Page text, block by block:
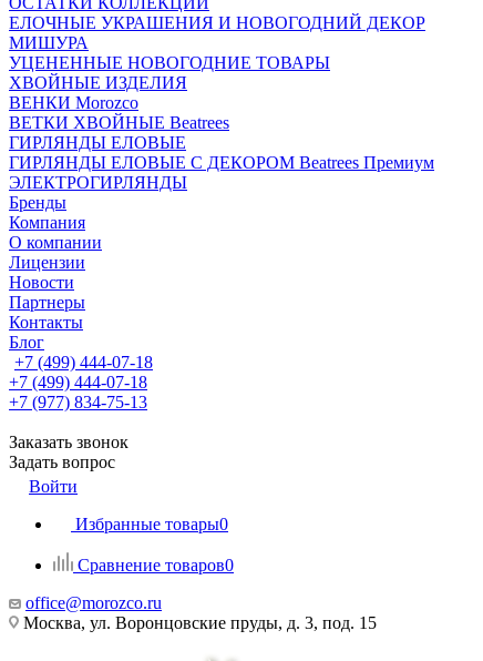
ЕЛОЧНЫЕ УКРАШЕНИЯ И НОВОГОДНИЙ ДЕКОР
МИШУРА
УЦЕНЕННЫЕ НОВОГОДНИЕ ТОВАРЫ
ХВОЙНЫЕ ИЗДЕЛИЯ
ВЕНКИ Morozco
ВЕТКИ ХВОЙНЫЕ Beatrees
ГИРЛЯНДЫ ЕЛОВЫЕ
ГИРЛЯНДЫ ЕЛОВЫЕ С ДЕКОРОМ Beatrees Премиум
ЭЛЕКТРОГИРЛЯНДЫ
Бренды
Компания
О компании
Лицензии
Новости
Партнеры
Контакты
Блог
+7 (499) 444-07-18
+7 (499) 444-07-18
+7 (977) 834-75-13
Заказать звонок
Задать вопрос
Войти
Избранные товары0
Сравнение товаров0
office@morozco.ru
Москва, ул. Воронцовские пруды, д. 3, под. 15